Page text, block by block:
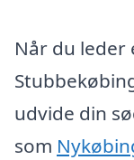
Når du
udvide din
som